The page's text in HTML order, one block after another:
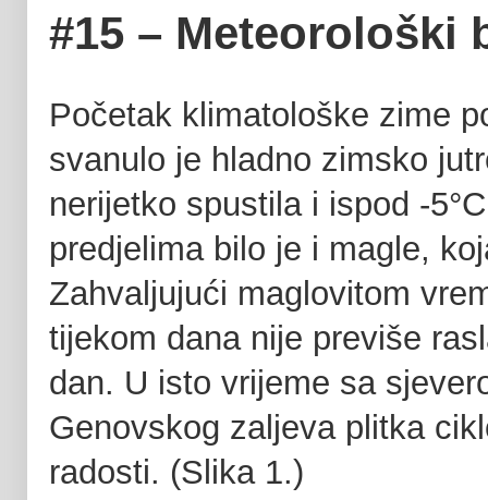
#15 – Meteorološki
Početak klimatološke zime
svanulo je hladno zimsko
nerijetko spustila i ispod -
predjelima bilo je i magle,
Zahvaljujući maglovitom
tijekom dana nije previše
dan. U isto vrijeme sa
Genovskog zaljeva plitka
radosti. (Slika 1.)